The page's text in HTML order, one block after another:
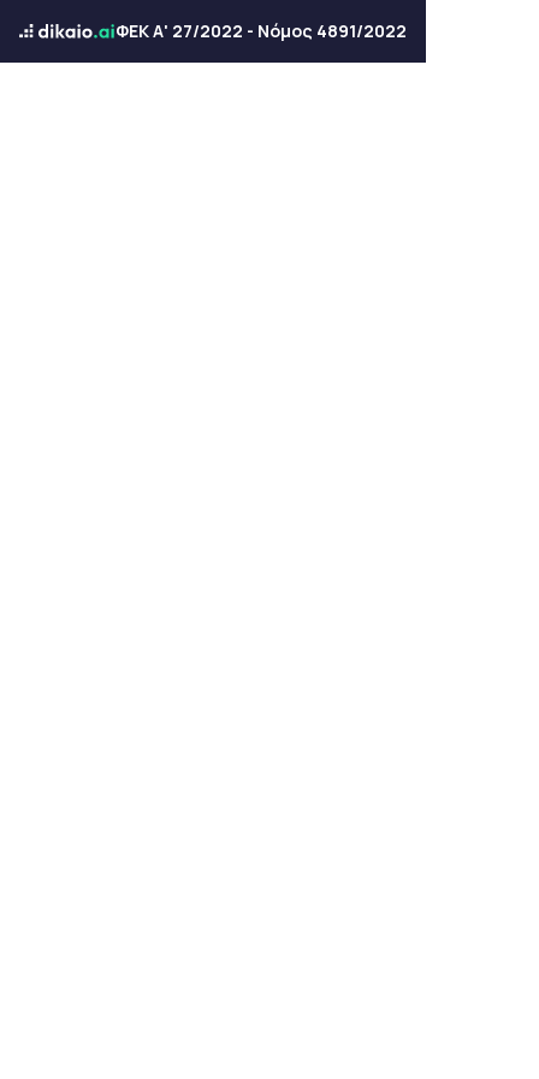
ΦΕΚ Α' 27/2022 - Νόμος 4891/2022